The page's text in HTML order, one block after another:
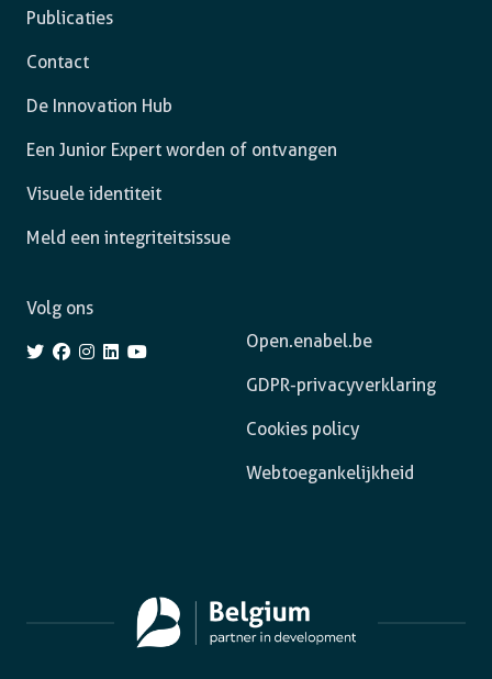
Publicaties
Contact
De Innovation Hub
Een Junior Expert worden of ontvangen
Visuele identiteit
Meld een integriteitsissue
Open.enabel.be
GDPR-privacyverklaring
Cookies policy
Webtoegankelijkheid
Volg ons